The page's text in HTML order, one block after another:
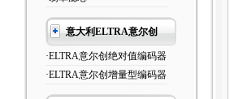
意大利ELTRA意尔创
·ELTRA意尔创绝对值编码器
·ELTRA意尔创增量型编码器